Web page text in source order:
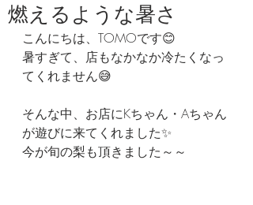
燃えるような暑さ
こんにちは、TOMOです😊
暑すぎて、店もなかなか冷たくなっ
てくれません😅
そんな中、お店にKちゃん・Aちゃん
が遊びに来てくれました✨
今が旬の梨も頂きました～～